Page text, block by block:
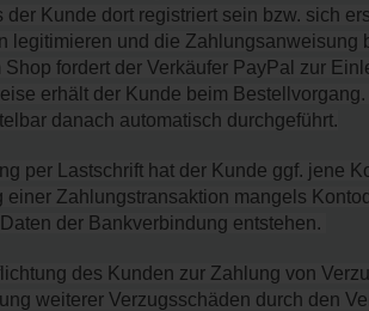
der Kunde dort registriert sein bzw. sich
legitimieren und die Zahlungsanweisung
Shop fordert der Verkäufer PayPal zur
erhält der Kunde beim
danach automatisch durchgeführt.
per Lastschrift hat der Kunde ggf. jene
einer Zahlungstransaktion mangels
der Bankverbindung entstehen.
des Kunden zur Zahlung von
weiterer Verzugsschäden durch den